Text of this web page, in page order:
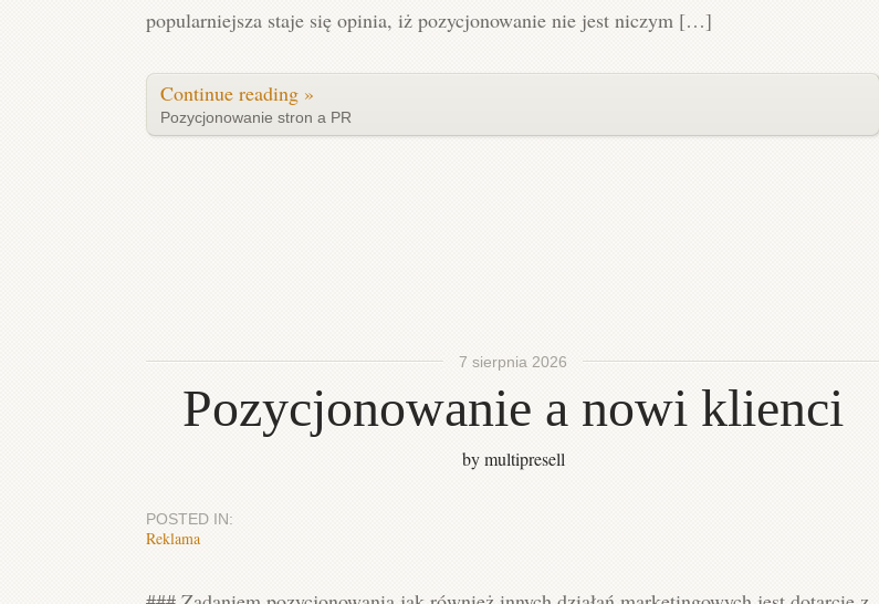
popularniejsza staje się opinia, iż pozycjonowanie nie jest niczym […]
Continue reading »
Pozycjonowanie stron a PR
7 sierpnia 2026
Pozycjonowanie a nowi klienci
by multipresell
POSTED IN:
Reklama